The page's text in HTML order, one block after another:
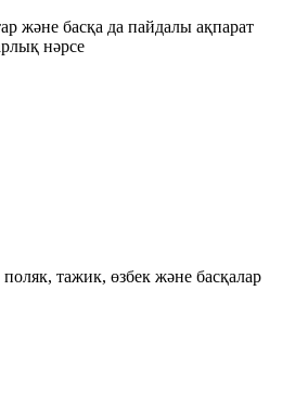
және басқа да пайдалы ақпарат
нәрсе
тажик, өзбек және басқалар